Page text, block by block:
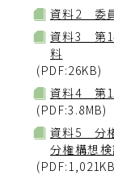
資料2 委
資料3 第
料
(PDF:26KB)
資料4 第
(PDF:3.8MB)
資料5 分
分権構想